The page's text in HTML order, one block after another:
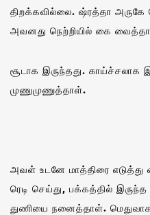
திறக்கவில்லை. ஷ்ரத்தா
அவனது நெற்றியில் கை
சூடாக இருந்தது. காய்ச்சலாக
முணுமுணுத்தாள்.
அவள் உடனே மாத்திரை எடுத்து
ரெடி செய்து, பக்கத்தில்
துணியை நனைத்தாள்.